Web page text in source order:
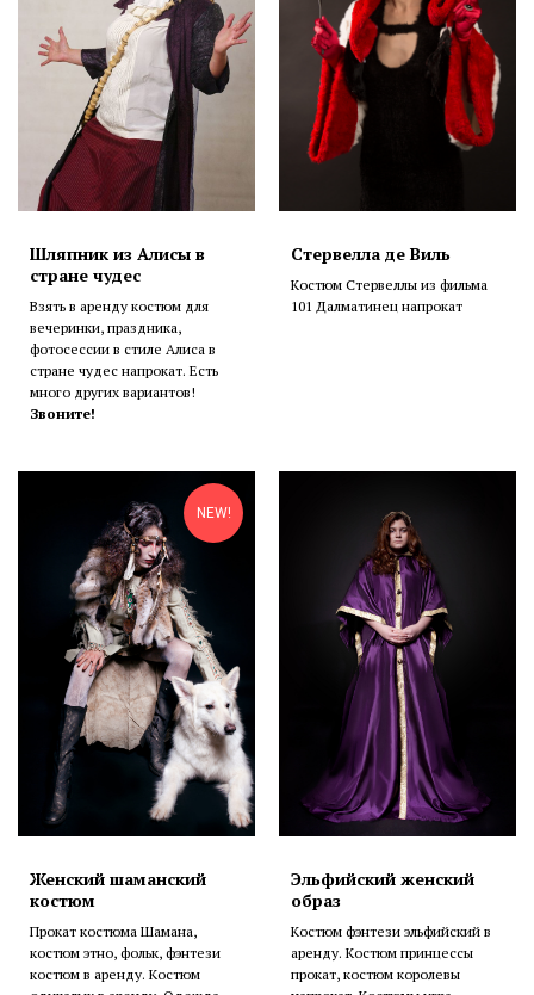
Шляпник из Алисы в
стране чудес
Взять в аренду костюм для
вечеринки, праздника,
фотосессии в стиле Алиса в
стране чудес напрокат. Есть
много других вариантов!
Звоните!
Стервелла де Виль
Костюм Стервеллы из фильма
101 Далматинец напрокат
NEW!
Женский шаманский
костюм
Прокат костюма Шамана,
костюм этно, фольк, фэнтези
костюм в аренду. Костюм
Эльфийский женский
образ
Костюм фэнтези эльфийский в
аренду. Костюм принцессы
прокат, костюм королевы